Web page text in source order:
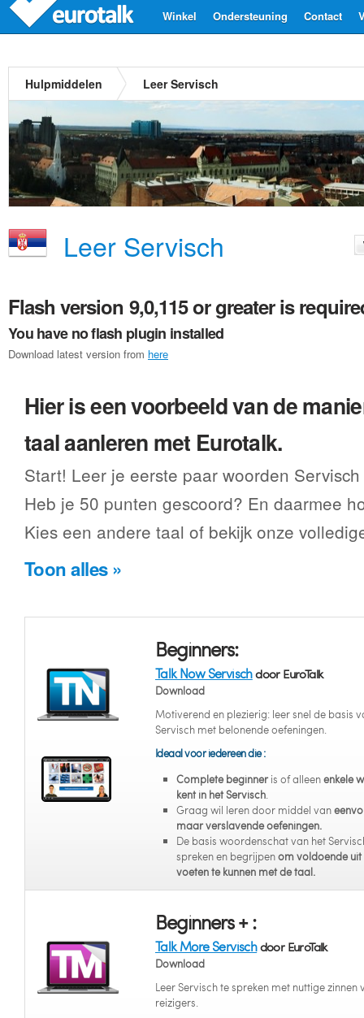
Contact
Ondersteuning
Winkel
Hulpmiddelen Leer Servisch
Leer Servisch
Flash version 9,0,115 or greater is
You have no flash plugin installed
Download latest version from here
Hier is een voorbeeld van de
taal aanleren met Eurotalk.
Start! Leer je eerste paar woorden
Heb je 50 punten gescoord? En daarmee
Kies een andere taal of bekijk onze
Toon alles »
Beginners:
Talk Now Servischdoor EuroTalk
Download
Motiverend en plezierig: leer snel de basis
Servisch met belonende oefeningen.
Ideaal voor iedereen die :
Complete beginner is of alleenenkele
kent in het Servisch.
Graag wil leren door middel van
maar verslavende oefeningen.
De basis woordenschat van het
spreken en begrijpenom voldoende uit
voeten te kunnen met de taal.
Beginners + :
Talk More Servischdoor EuroTalk
Download
Leer Servisch te spreken met nuttige zinnen
reizigers.